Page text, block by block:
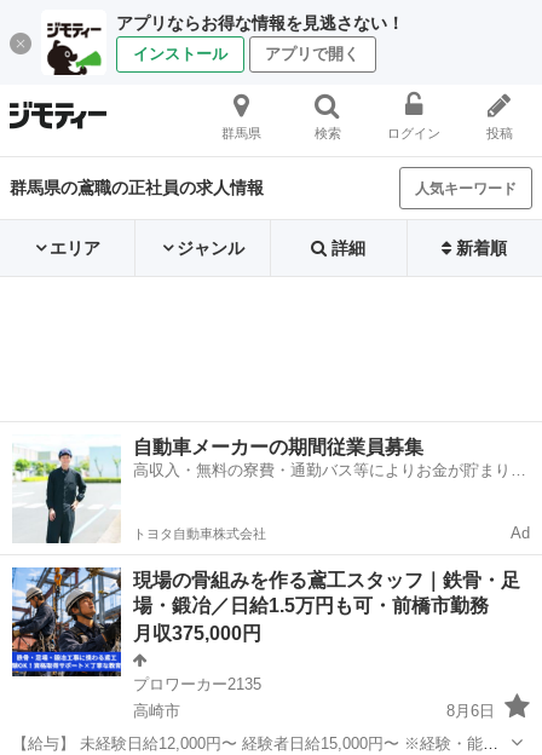
アプリならお得な情報を見逃さない！
インストール アプリで開く
群馬県 検索 ログイン 投稿
群馬県の鳶職の正社員の求人情報 人気キーワード
エリア ジャンル 詳細 新着順
自動車メーカーの期間従業員募集
高収入・無料の寮費・通勤バス等によりお金が貯まりや
トヨタ自動車株式会社 Ad
現場の骨組みを作る鳶工スタッフ｜鉄骨・足
場・鍛冶／日給1.5万円も可・前橋市勤務
月収375,000円
プロワーカー2135
高崎市
8月6日
【給与】 未経験日給12,000円〜 経験者日給15,000円〜 ※経験・能力